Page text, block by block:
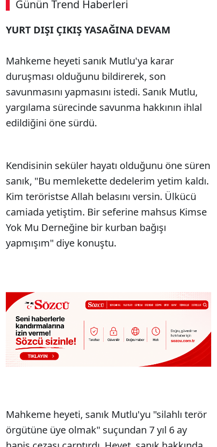
Günün Trend Haberleri
SÖZCÜ SON DAKİKA
YURT DIŞI ÇIKIŞ YASAĞINA DEVAM
Mahkeme heyeti sanık Mutlu'ya karar
duruşması olduğunu bildirerek, son
savunmasını yapmasını istedi. Sanık Mutlu,
yargılama sürecinde savunma hakkının ihlal
edildiğini öne sürdü.
Kendisinin seküler hayatı olduğunu öne süren
sanık, "Bu memlekette dedelerim yetim kaldı.
Kim teröristse Allah belasını versin. Ülkücü
camiada yetiştim. Bir seferine mahsus Kimse
Yok Mu Derneğine bir kurban bağışı
yapmışım" diye konuştu.
Mahkeme heyeti, sanık Mutlu'yu "silahlı terör
örgütüne üye olmak" suçundan 7 yıl 6 ay